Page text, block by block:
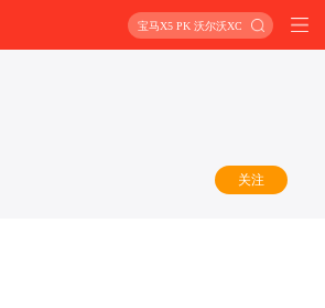
宝马X5 PK 沃尔沃XC90
关注